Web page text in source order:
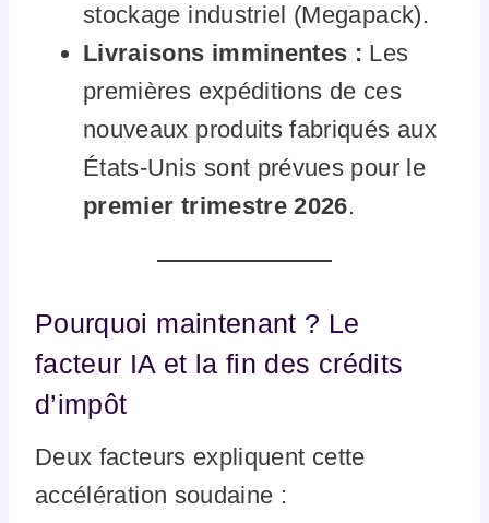
stockage industriel (Megapack).
Livraisons imminentes : Les
premières expéditions de ces
nouveaux produits fabriqués aux
États-Unis sont prévues pour le
premier trimestre 2026.
Pourquoi maintenant ? Le
facteur IA et la fin des crédits
d’impôt
Deux facteurs expliquent cette
accélération soudaine :